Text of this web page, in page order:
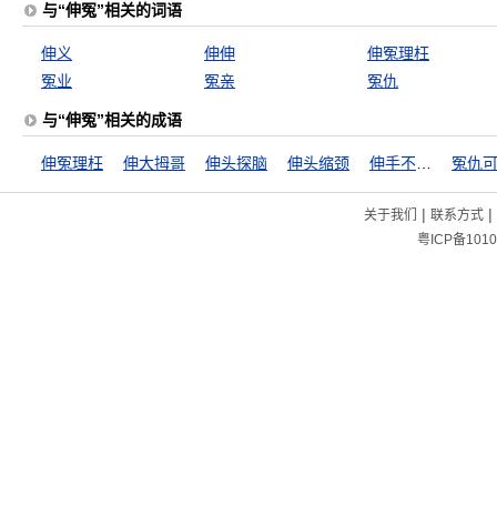
与“伸冤”相关的词语
伸义 伸伸
伸冤理枉
冤业
冤亲 冤仇
与“伸冤”相关的成语
伸冤理枉 伸大拇哥 伸头探脑 伸头缩颈
关于我们 | 联系方式|
粤ICP备